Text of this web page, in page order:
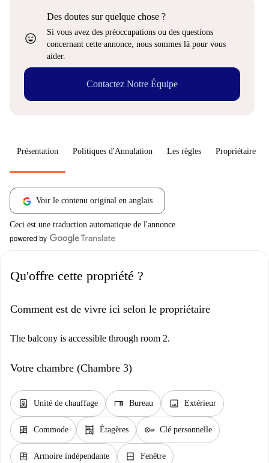
sentiment_very_satisfied
Des doutes sur quelque chose ?
Si vous avez des préoccupations ou des questions
concernant cette annonce, nous sommes là pour vous
aider.
Contactez Notre Équipe
Présentation Politiques d'Annulation Les règles Propriétaire
Voir le contenu original en anglais
Ceci est une traduction automatique de l'annonce
Qu'offre cette propriété ?
Comment est de vivre ici selon le propriétaire
The balcony is accessible through room 2.
Votre chambre (Chambre 3)
water_heater Unité de chauffage desk Bureau image Extérieur
dresser Commode shelves Étagères key Clé personnelle
dresser Armoire indépendante window_closed Fenêtre